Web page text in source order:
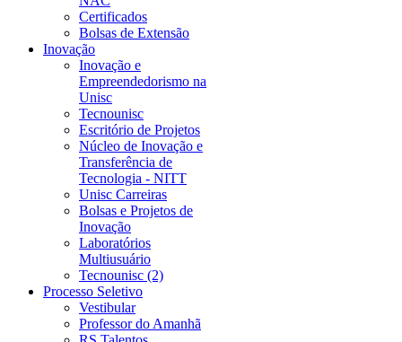
Certificados
Bolsas de Extensão
Inovação
Inovação e
Empreendedorismo na
Unisc
Tecnounisc
Escritório de Projetos
Núcleo de Inovação e
Transferência de
Tecnologia - NITT
Unisc Carreiras
Bolsas e Projetos de
Inovação
Laboratórios
Multiusuário
Tecnounisc (2)
Processo Seletivo
Vestibular
Professor do Amanhã